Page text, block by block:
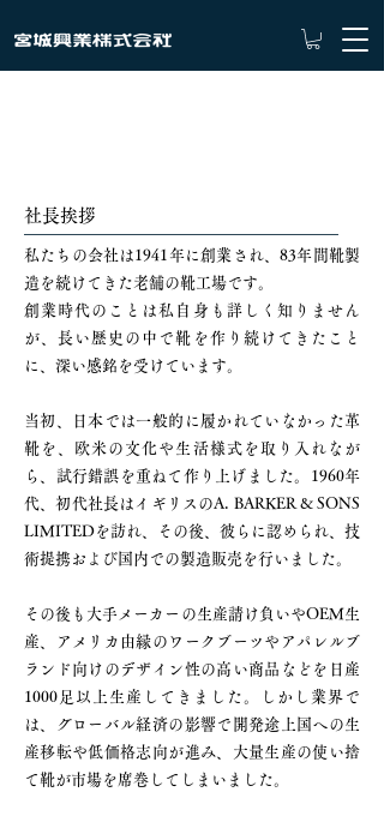
社長挨拶
私たちの会社は1941年に創業され、83年間靴製
造を続けてきた老舗の靴工場です。
創業時代のことは私自身も詳しく知りません
が、長い歴史の中で靴を作り続けてきたこと
に、深い感銘を受けています。
当初、日本では一般的に履かれていなかった革
靴を、欧米の文化や生活様式を取り入れなが
ら、試行錯誤を重ねて作り上げました。1960年
代、初代社長はイギリスのA. BARKER & SONS
LIMITEDを訪れ、その後、彼らに認められ、技
術提携および国内での製造販売を行いました。
その後も大手メーカーの生産請け負いやOEM生
産、アメリカ由縁のワークブーツやアパレルブ
ランド向けのデザイン性の高い商品などを日産
1000足以上生産してきました。しかし業界で
は、グローバル経済の影響で開発途上国への生
産移転や低価格志向が進み、大量生産の使い捨
て靴が市場を席巻してしまいました。